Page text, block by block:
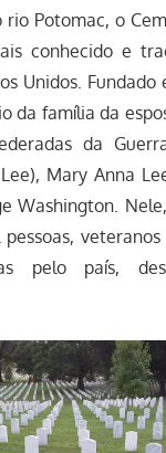
Potomac, o
conhecido e
Unidos. Fundado
da família da
da
Mary Anna
Washington.
pelo país,